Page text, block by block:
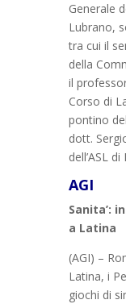
Generale
Lubrano,
tra cui il
della
il
Corso di
pontino
dott.
dell’ASL
AGI
Sanita’:
a Latina
(AGI) –
Latina, i
giochi di